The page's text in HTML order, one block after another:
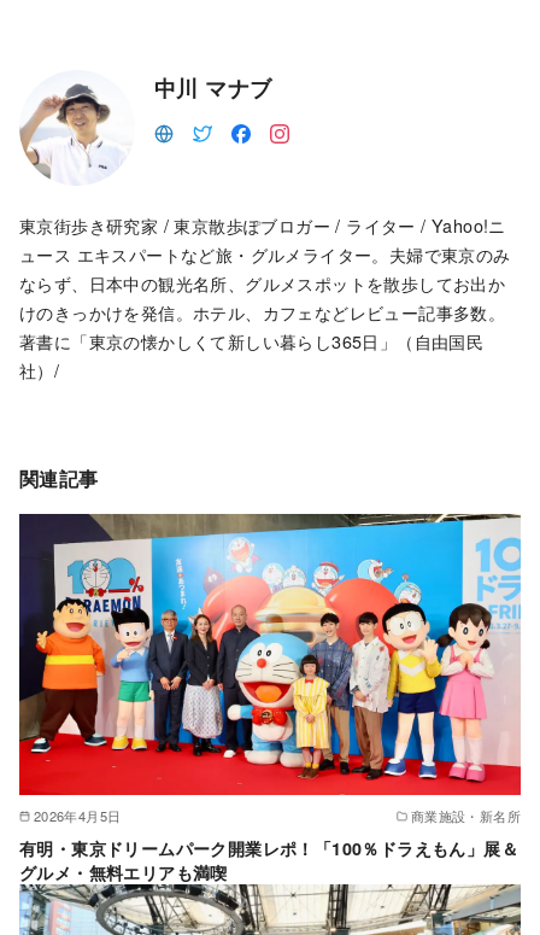
中川 マナブ
東京街歩き研究家 / 東京散歩ぽブロガー / ライター / Yahoo!ニ
ュース エキスパートなど旅・グルメライター。夫婦で東京のみ
ならず、日本中の観光名所、グルメスポットを散歩してお出か
けのきっかけを発信。ホテル、カフェなどレビュー記事多数。
著書に「東京の懐かしくて新しい暮らし365日」（自由国民
社）/
関連記事
2026年4月5日 商業施設・新名所
有明・東京ドリームパーク開業レポ！「100％ドラえもん」展＆
グルメ・無料エリアも満喫